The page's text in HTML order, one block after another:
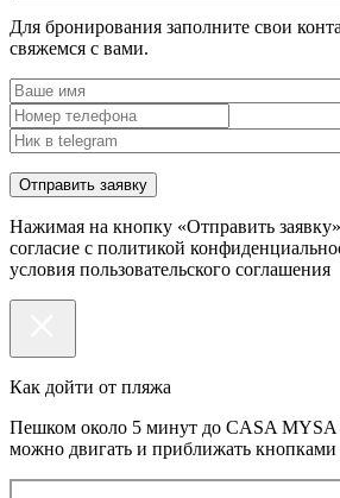
Для бронирования заполните свои
свяжемся с вами.
Нажимая на кнопку «Отправить
согласие с политикой
условия пользовательского соглашения
Как дойти от пляжа
Пешком около 5 минут до CASA
можно двигать и приближать кнопками